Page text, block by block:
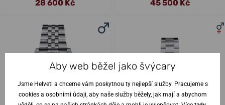
28 600 Kč 45 500 Kč
Aby web běžel jako švýcary
Jsme Helveti a chceme vám poskytnou ty nejlepší služby. Pracujeme s
cookies a osobními údaji, aby naše služby běžely, jak mají a abychom